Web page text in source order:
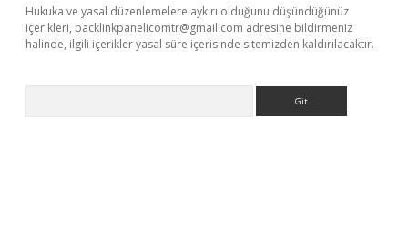
Hukuka ve yasal düzenlemelere aykırı olduğunu düşündüğünüz
içerikleri, backlinkpanelicomtr@gmail.com adresine bildirmeniz
halinde, ilgili içerikler yasal süre içerisinde sitemizden kaldırılacaktır.